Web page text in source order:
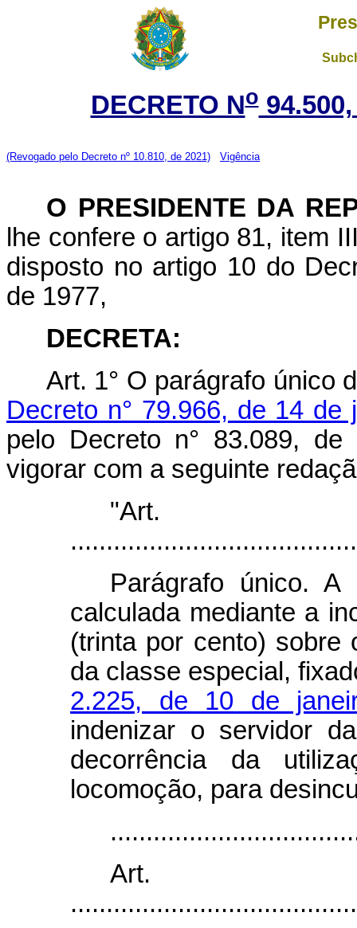
DECRETO No94.500,
(Revogado pelo Decreto nº 10.810, de 2021) Vigência
O PRESIDENTE DA
lhe confere o artigo 81, item
disposto no artigo 10 do
de 1977,
DECRETA:
Art. 1° O parágrafo único
Decreto n° 79.966, de 14 de
pelo Decreto n° 83.089,
vigorar com a seguinte
Parágrafo único. A
calculada mediante a
(trinta por cento) sobre
da classe especial,
2.225, de 10 de
indenizar o servidor
decorrência da
locomoção, para